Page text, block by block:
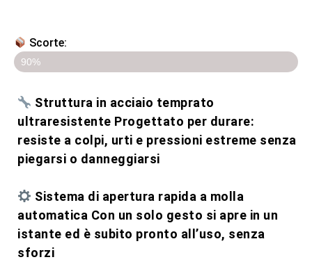
Scorte:​
Ultimi 5 pezzi in sconto!!
90%
Struttura in acciaio temprato
ultraresistente Progettato per durare:
resiste a colpi, urti e pressioni estreme senza
piegarsi o danneggiarsi
Sistema di apertura rapida a molla
automatica Con un solo gesto si apre in un
istante ed è subito pronto all’uso, senza
sforzi